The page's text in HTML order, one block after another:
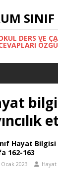
DERS VE
Hayat Bilgisi
162-163
Ocak 2023